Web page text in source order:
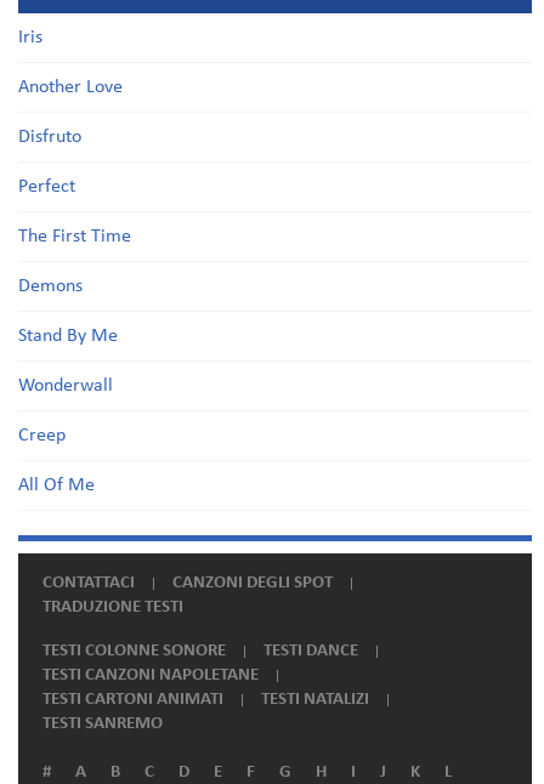
Iris
Another Love
Disfruto
Perfect
The First Time
Demons
Stand By Me
Wonderwall
Creep
All Of Me
CONTATTACI
CANZONI DEGLI SPOT
TRADUZIONE TESTI
TESTI COLONNE SONORE
TESTI DANCE
TESTI CANZONI NAPOLETANE
TESTI CARTONI ANIMATI
TESTI NATALIZI
TESTI SANREMO
# A B C D E F G H I J K L